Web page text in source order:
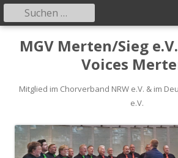
MGV Merten/Sieg
Voices
Mitglied im Chorverband NRW e.V. & im
e.V.
Primäres
Menü
Suchen
nach: